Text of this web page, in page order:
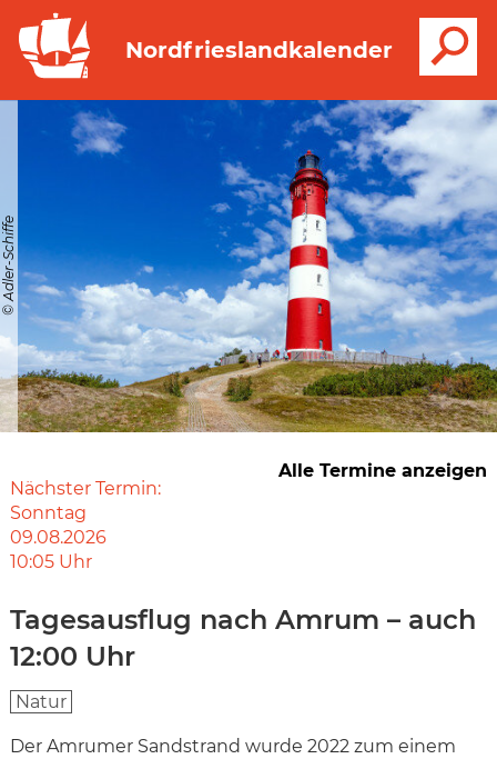
Nordfrieslandkalender
© Adler-Schiffe
Nächster Termin:
Sonntag
09.08.2026
10:05 Uhr
Alle Termine anzeigen
Tagesausflug nach Amrum – auch
12:00 Uhr
Natur
Der Amrumer Sandstrand wurde 2022 zum einem